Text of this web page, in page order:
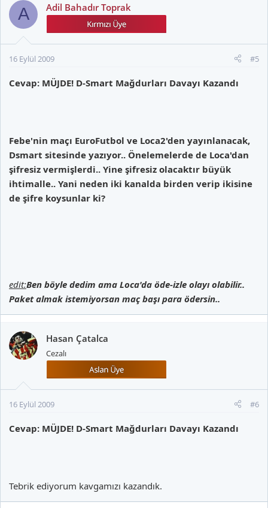
A Adil Bahadır Toprak
16 Eylül 2009 #5
Cevap: MÜJDE! D-Smart Mağdurları Davayı Kazandı
Febe'nin maçı EuroFutbol ve Loca2'den yayınlanacak,
Dsmart sitesinde yazıyor.. Önelemelerde de Loca'dan
şifresiz vermişlerdi.. Yine şifresiz olacaktır büyük
ihtimalle.. Yani neden iki kanalda birden verip ikisine
de şifre koysunlar ki?
edit:Ben böyle dedim ama Loca'da öde-izle olayı olabilir..
Paket almak istemiyorsan maç başı para ödersin..
Hasan Çatalca
Cezalı
16 Eylül 2009 #6
Cevap: MÜJDE! D-Smart Mağdurları Davayı Kazandı
Tebrik ediyorum kavgamızı kazandık.